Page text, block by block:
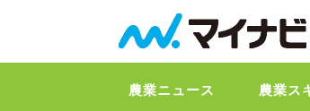
農業ニュース 農業ス